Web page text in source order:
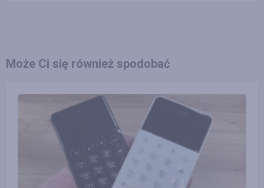
Może Ci się również spodobać